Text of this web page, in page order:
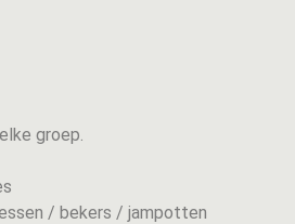
groep.
/ bekers / jampotten